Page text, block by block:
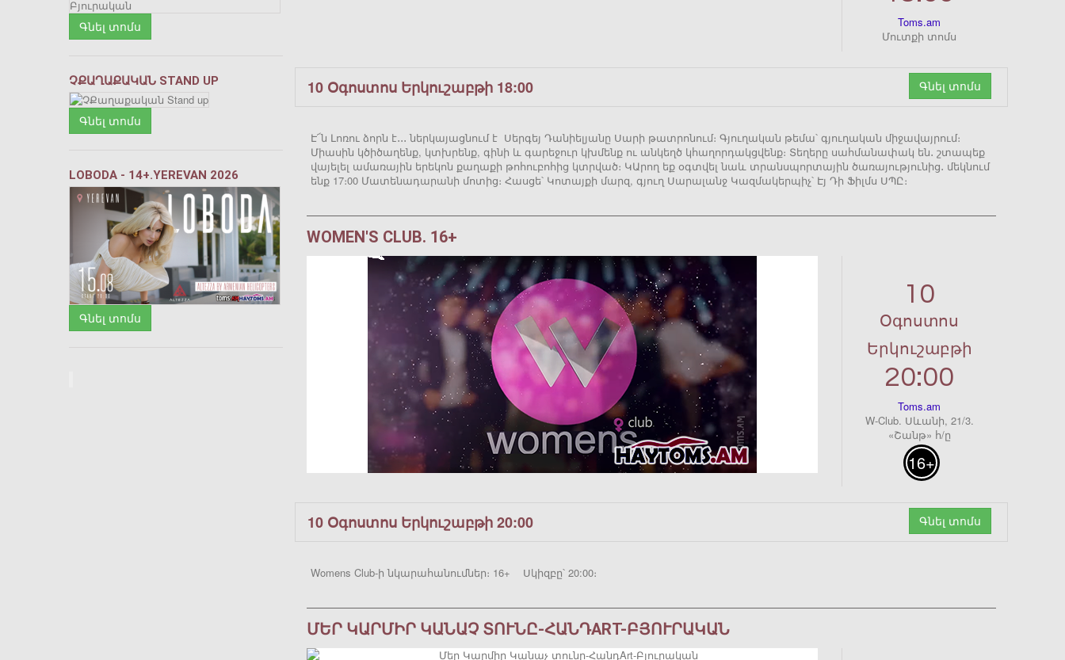
Գնել տոմս
ՉՔԱՂԱՔԱԿԱՆ STAND UP
Գնել տոմս
LOBODA - 14+.YEREVAN 2026
Գնել տոմս
Toms.am
Մուտքի տոմս
10 Օգոստոս Երկուշաբթի 18:00 Գնել տոմս
Է՜ն Լոռու ձորն է․․․ ներկայացնում է Սերգեյ Դանիելյանը Սարի թատրոնում։ Գյուղական թեմա՝ գյուղական միջավայրում։
Միասին կծիծաղենք, կտխրենք, գինի և գարեջուր կխմենք ու անկեղծ կհաղորդակցվենք։ Տեղերը սահմանափակ են․ շտապեք
վայելել ամառային երեկոն քաղաքի թոհուբոհից կտրված։ ԿԱրող եք օգտվել նաև տրանսպորտային ծառայությունից․ մեկնում
ենք 17։00 Մատենադարանի մոտից։ Հասցե՝ Կոտայքի մարզ, գյուղ Սարալանջ Կազմակերպիչ՝ Էյ Դի Ֆիլմս ՍՊԸ։
WOMEN'S CLUB. 16+
10
Օգոստոս
Երկուշաբթի
20:00
Toms.am
W-Club. Սևանի, 21/3.
«Շանթ» հ/ը
16+
10 Օգոստոս Երկուշաբթի 20:00 Գնել տոմս
Womens Club-ի նկարահանումներ։ 16+ Սկիզբը՝ 20:00։
ՄԵՐ ԿԱՐՄԻՐ ԿԱՆԱՉ ՏՈՒՆԸ-ՀԱՆԴART-ԲՅՈՒՐԱԿԱՆ